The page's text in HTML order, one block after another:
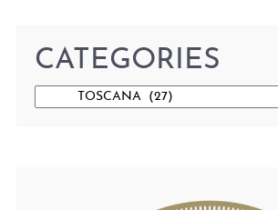
CATEGORIES